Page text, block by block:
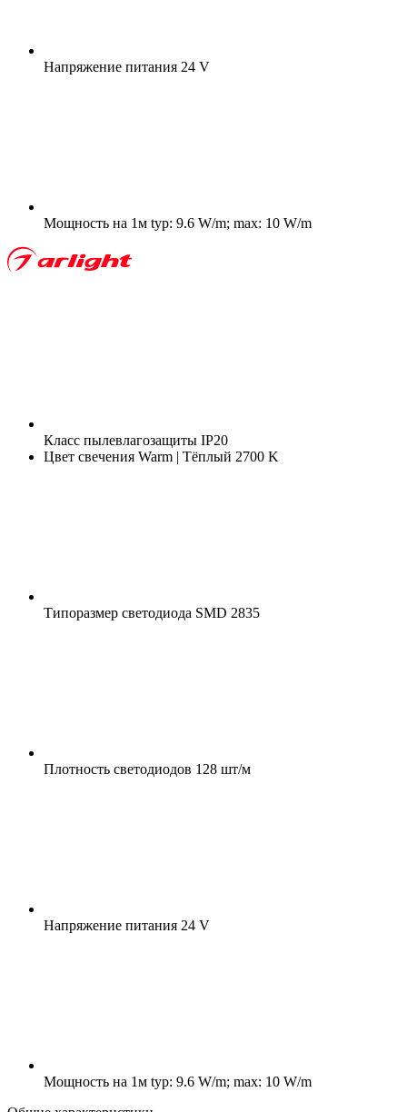
Напряжение питания 24 V
Мощность на 1м typ: 9.6 W/m; max: 10 W/m
Класс пылевлагозащиты IP20
Цвет свечения Warm | Тёплый 2700 K
Типоразмер светодиода SMD 2835
Плотность светодиодов 128 шт/м
Напряжение питания 24 V
Мощность на 1м typ: 9.6 W/m; max: 10 W/m